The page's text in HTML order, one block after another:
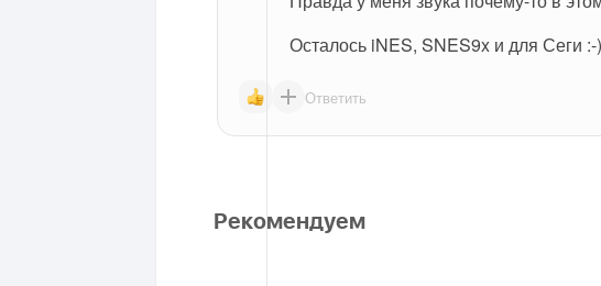
Осталось iNES, SNES9x и для Сеги :-)
Ответить
Рекомендуем